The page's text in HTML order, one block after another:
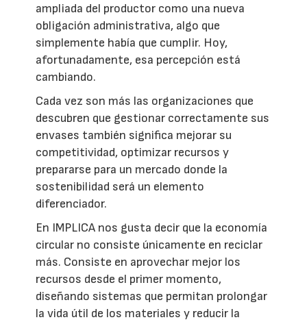
ampliada del productor como una nueva
obligación administrativa, algo que
simplemente había que cumplir. Hoy,
afortunadamente, esa percepción está
cambiando.
Cada vez son más las organizaciones que
descubren que gestionar correctamente sus
envases también significa mejorar su
competitividad, optimizar recursos y
prepararse para un mercado donde la
sostenibilidad será un elemento
diferenciador.
En IMPLICA nos gusta decir que la economía
circular no consiste únicamente en reciclar
más. Consiste en aprovechar mejor los
recursos desde el primer momento,
diseñando sistemas que permitan prolongar
la vida útil de los materiales y reducir la